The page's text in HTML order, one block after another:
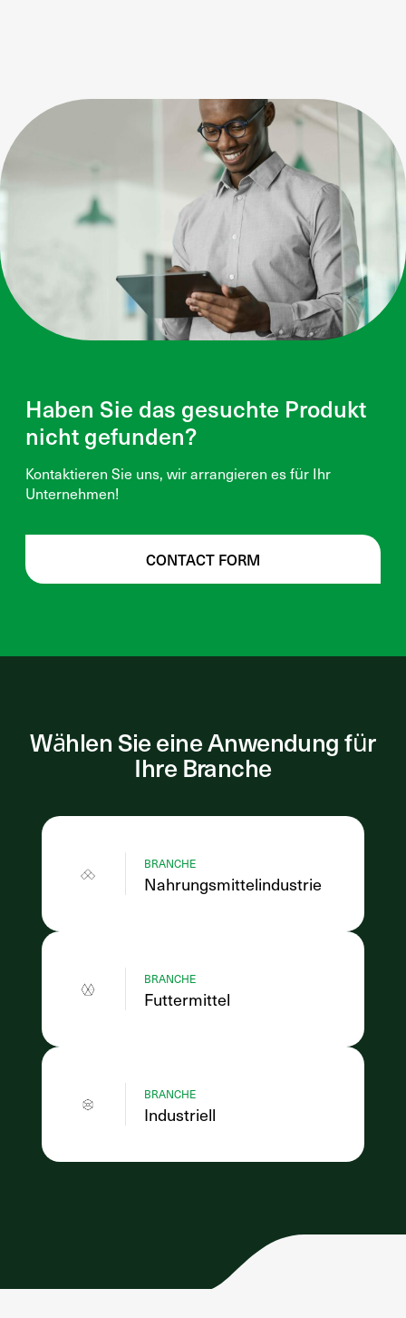
Haben Sie das gesuchte Produkt
nicht gefunden?
Kontaktieren Sie uns, wir arrangieren es für Ihr
Unternehmen!
CONTACT FORM
Wählen Sie eine Anwendung für
Ihre Branche
BRANCHE
Nahrungsmittelindustrie
BRANCHE
Futtermittel
BRANCHE
Industriell